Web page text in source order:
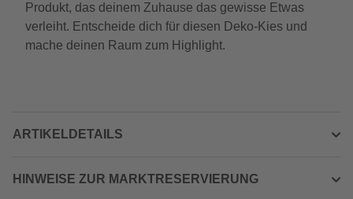
Produkt, das deinem Zuhause das gewisse Etwas
verleiht. Entscheide dich für diesen Deko-Kies und
mache deinen Raum zum Highlight.
ARTIKELDETAILS
HINWEISE ZUR MARKTRESERVIERUNG